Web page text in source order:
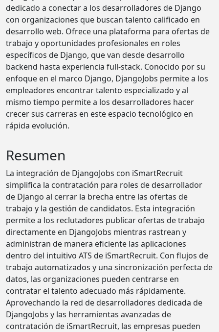
dedicado a conectar a los desarrolladores de Django
con organizaciones que buscan talento calificado en
desarrollo web. Ofrece una plataforma para ofertas de
trabajo y oportunidades profesionales en roles
específicos de Django, que van desde desarrollo
backend hasta experiencia full-stack. Conocido por su
enfoque en el marco Django, DjangoJobs permite a los
empleadores encontrar talento especializado y al
mismo tiempo permite a los desarrolladores hacer
crecer sus carreras en este espacio tecnológico en
rápida evolución.
Resumen
La integración de DjangoJobs con iSmartRecruit
simplifica la contratación para roles de desarrollador
de Django al cerrar la brecha entre las ofertas de
trabajo y la gestión de candidatos. Esta integración
permite a los reclutadores publicar ofertas de trabajo
directamente en DjangoJobs mientras rastrean y
administran de manera eficiente las aplicaciones
dentro del intuitivo ATS de iSmartRecruit. Con flujos de
trabajo automatizados y una sincronización perfecta de
datos, las organizaciones pueden centrarse en
contratar el talento adecuado más rápidamente.
Aprovechando la red de desarrolladores dedicada de
DjangoJobs y las herramientas avanzadas de
contratación de iSmartRecruit, las empresas pueden